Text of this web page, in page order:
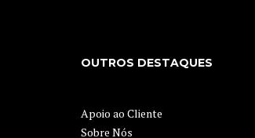
OUTROS DESTAQUES
Apoio ao Cliente
Sobre Nós